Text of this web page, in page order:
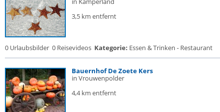
3,5 km entfernt
0 Urlaubsbilder 0 Reisevideos Kategorie: Essen & Trinken - Restaurant
Bauernhof De Zoete Kers
in Vrouwenpolder
4,4 km entfernt